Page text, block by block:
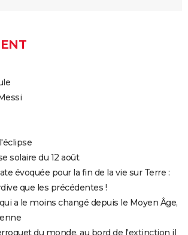
solaire du 12 août
évoquée pour la fin de la vie sur Terre :
que les précédentes !
a le moins changé depuis le Moyen Âge,
du monde, au bord de l'extinction il